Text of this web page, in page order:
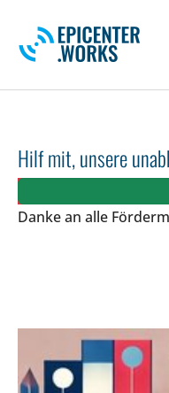
Hilf mit, unsere
Danke an alle